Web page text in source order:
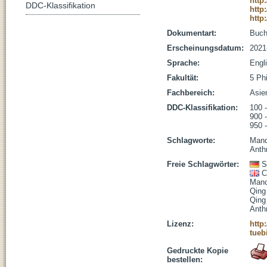
Dokumentart:
Buch
Erscheinungsdatum:
Sprache:
Fakultät:
5
Fachbereich:
DDC-Klassifikation:
100
900
950
Schlagworte:
Freie Schlagwörter:
Lizenz:
Gedruckte Kopie
bestellen:
DDC-Klassifikation